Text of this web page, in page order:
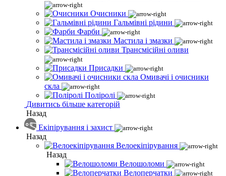
Очисники
Гальмівні рідини
Фарби
Мастила і змазки
Трансмісійні оливи
Присадки
Омивачі і очисники
скла
Поліролі
Дивитись більше категорій
Назад
Екіпірування і захист
Назад
Велоекіпірування
Назад
Велошоломи
Велоперчатки